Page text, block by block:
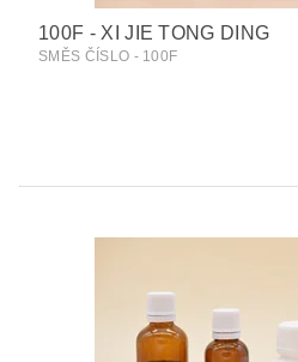
100F - XI JIE TONG DING
SMĚS ČÍSLO - 100F